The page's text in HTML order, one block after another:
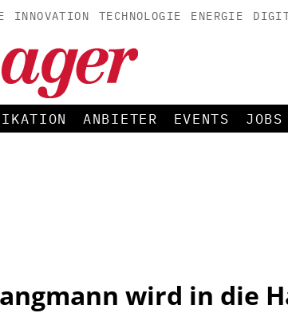
INNOVATION TECHNOLOGIE ENERGIE
ANBIETER EVENTS JOBS
wird in die